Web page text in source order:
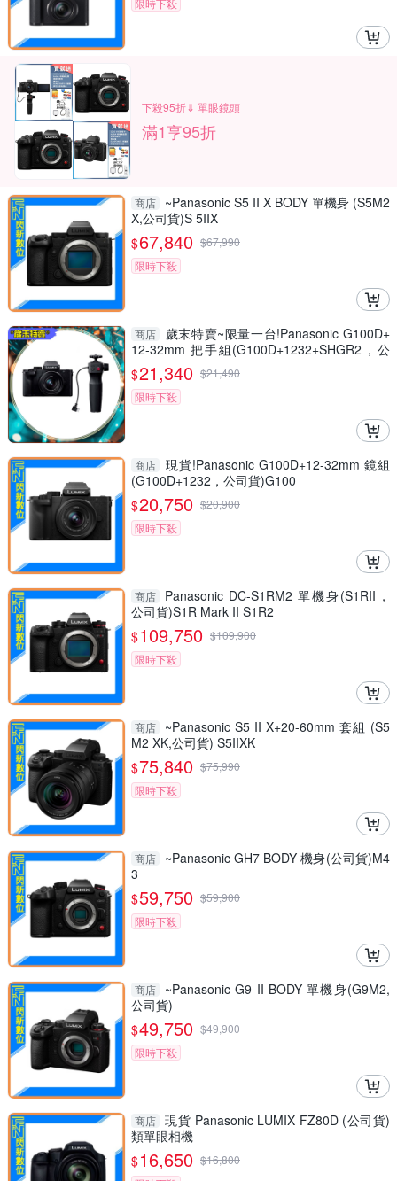
限時下殺
下殺95折⇓ 單眼鏡頭
滿1享95折
商店
~Panasonic S5 II X BODY 單機身 (S5M2
X,公司貨)S 5IIX
$67,840 $67,990
限時下殺
商店
歲末特賣~限量一台!Panasonic G100D+
12-32mm 把手組(G100D+1232+SHGR2，公
司貨)
$21,340 $21,490
限時下殺
商店
現貨!Panasonic G100D+12-32mm 鏡組
(G100D+1232，公司貨)G100
$20,750 $20,900
限時下殺
商店
Panasonic DC-S1RM2 單機身(S1RII，
公司貨)S1R Mark II S1R2
$109,750 $109,900
限時下殺
商店
~Panasonic S5 II X+20-60mm 套組 (S5
M2 XK,公司貨) S5IIXK
$75,840 $75,990
限時下殺
商店
~Panasonic GH7 BODY 機身(公司貨)M4
3
$59,750 $59,900
限時下殺
商店
~Panasonic G9 II BODY 單機身(G9M2,
公司貨)
$49,750 $49,900
限時下殺
商店 現貨 Panasonic LUMIX FZ80D (公司貨)
類單眼相機
$16,650 $16,800